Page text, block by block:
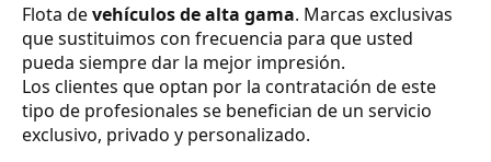
Flota devehículos de alta gama. Marcas exclusivas
que sustituimos con frecuencia para que usted
pueda siempre dar la mejor impresión.
Los clientes que optan por la contratación de este
tipo de profesionales se benefician de un servicio
exclusivo, privado y personalizado.